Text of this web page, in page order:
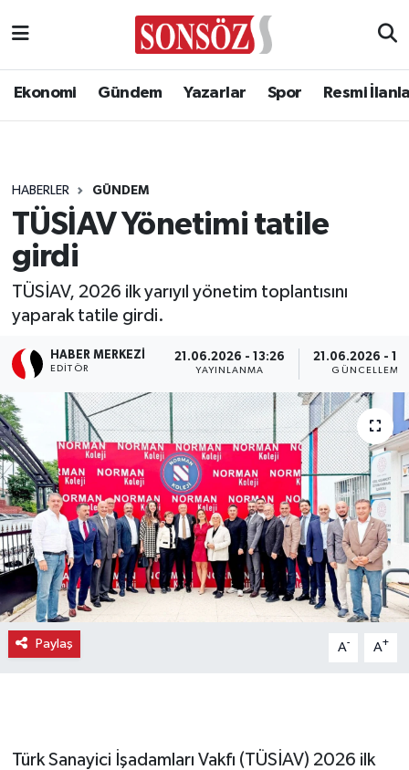
Ekonomi Gündem Yazarlar Spor Resmi
HABERLER GÜNDEM
TÜSİAV Yönetimi tatile
girdi
TÜSİAV, 2026 ilk yarıyıl yönetim toplantısını
yaparak tatile girdi.
HABER MERKEZI
EDITÖR
21.06.2026 - 13:26
YAYINLANMA
21.06.2026 -
GÜNCELLEME
Paylaş A- A+
Türk Sanayici İşadamları Vakfı (TÜSİAV) 2026 ilk